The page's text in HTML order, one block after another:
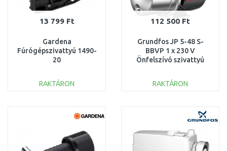
13 799 Ft
Gardena
Fúrógépszivattyú 1490-
20
RAKTÁRON
Összehasonlítás
112 500 Ft
Grundfos JP 5-48 S-
BBVP 1 x 230 V
Önfelszívó szivattyú
RAKTÁRON